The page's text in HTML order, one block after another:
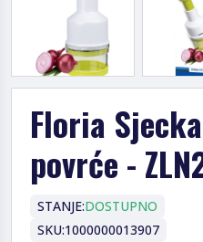
Floria
povrće -
STANJE:DOSTUPNO
SKU:1000000013907